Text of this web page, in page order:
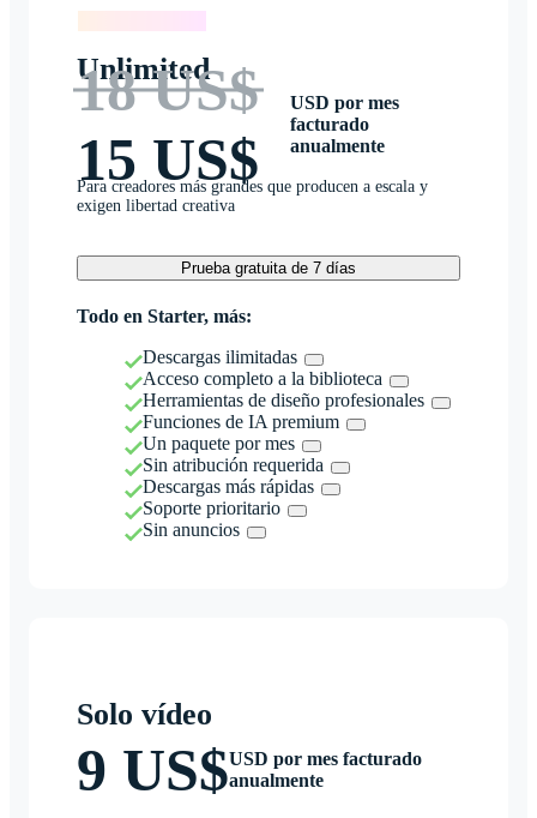
Unlimited
18 US$
15 US$
USD por mes
facturado
anualmente
Para creadores más grandes que producen a escala y
exigen libertad creativa
Prueba gratuita de 7 días
Todo en Starter, más:
Descargas ilimitadas
Acceso completo a la biblioteca
Herramientas de diseño profesionales
Funciones de IA premium
Un paquete por mes
Sin atribución requerida
Descargas más rápidas
Soporte prioritario
Sin anuncios
Solo vídeo
9 US$USD por mes facturado
anualmente